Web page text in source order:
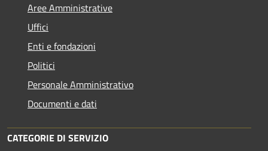
Aree Amministrative
Uffici
Enti e fondazioni
Politici
Personale Amministrativo
Documenti e dati
CATEGORIE DI SERVIZIO